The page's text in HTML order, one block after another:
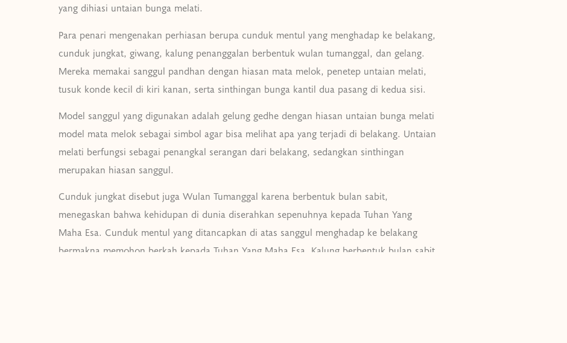
yang dihiasi untaian bunga melati.
Para penari mengenakan perhiasan berupa cunduk mentul yang menghadap ke belakang,
cunduk jungkat, giwang, kalung penanggalan berbentuk wulan tumanggal, dan gelang.
Mereka memakai sanggul pandhan dengan hiasan mata melok, penetep untaian melati,
tusuk konde kecil di kiri kanan, serta sinthingan bunga kantil dua pasang di kedua sisi.
Model sanggul yang digunakan adalah gelung gedhe dengan hiasan untaian bunga melati
model mata melok sebagai simbol agar bisa melihat apa yang terjadi di belakang. Untaian
melati berfungsi sebagai penangkal serangan dari belakang, sedangkan sinthingan
merupakan hiasan sanggul.
Cunduk jungkat disebut juga Wulan Tumanggal karena berbentuk bulan sabit,
menegaskan bahwa kehidupan di dunia diserahkan sepenuhnya kepada Tuhan Yang
Maha Esa. Cunduk mentul yang ditancapkan di atas sanggul menghadap ke belakang
bermakna memohon berkah kepada Tuhan Yang Maha Esa. Kalung berbentuk bulan sabit